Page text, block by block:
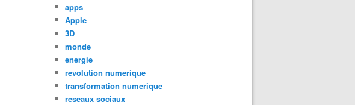
apps
Apple
3D
monde
energie
revolution numerique
transformation numerique
reseaux sociaux